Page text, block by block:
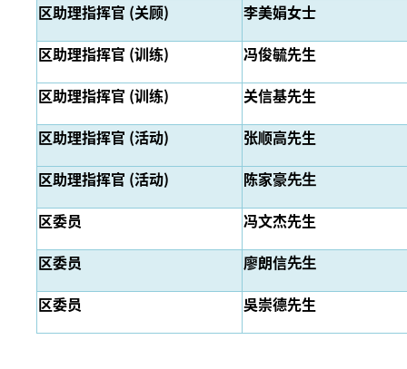
区助理指挥官 (关顾)
李美娟女士
区助理指挥官 (训练)
冯俊毓先生
区助理指挥官 (训练)
关信基先生
区助理指挥官 (活动)
张顺高先生
区助理指挥官 (活动)
陈家豪先生
区委员
冯文杰先生
区委员
廖朗信先生
区委员 吳崇德先生